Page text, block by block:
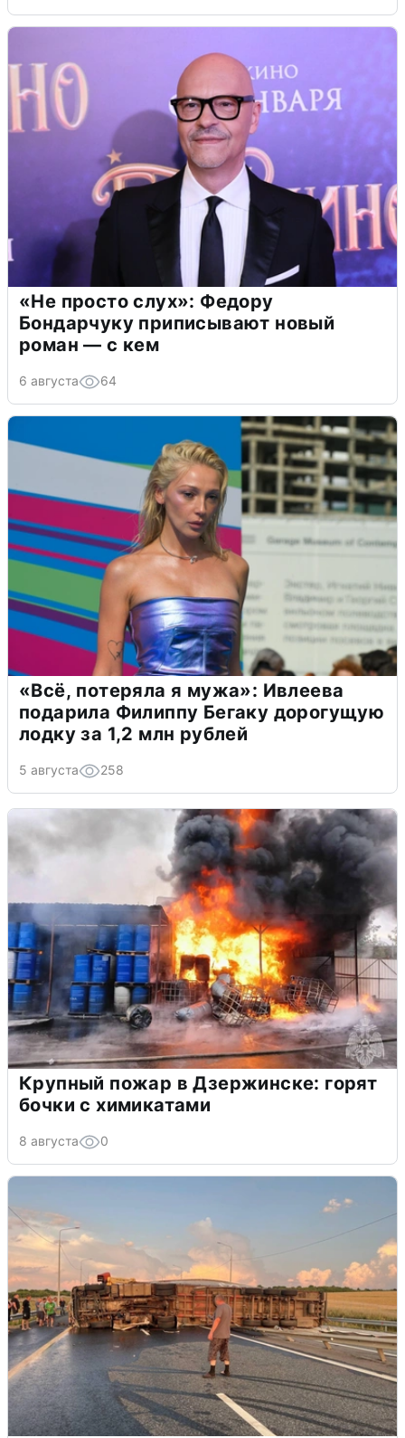
«Не просто слух»: Федору
Бондарчуку приписывают новый
роман — с кем
6 августа 64
«Всё, потеряла я мужа»: Ивлеева
подарила Филиппу Бегаку дорогущую
лодку за 1,2 млн рублей
5 августа 258
Крупный пожар в Дзержинске: горят
бочки с химикатами
8 августа 0